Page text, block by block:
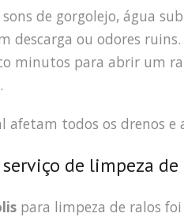
de gorgolejo, água
descarga ou odores ruins.
minutos para abrir um
.
todos os drenos e
de limpeza de
para limpeza de ralos